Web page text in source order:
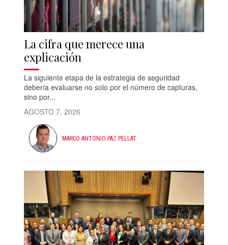
La cifra que merece una
explicación
La siguiente etapa de la estrategia de seguridad
debería evaluarse no solo por el número de capturas,
sino por...
AGOSTO 7, 2026
MARCO ANTONIO PAZ PELLAT